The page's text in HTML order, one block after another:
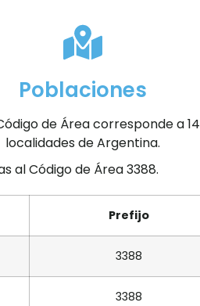
Poblaciones
de Área corresponde a 14
localidades de Argentina.
al Código de Área 3388.
Prefijo
3388
3388